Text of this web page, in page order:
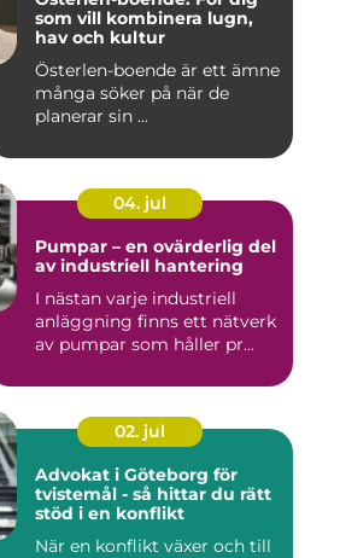
som vill kombinera lugn,
hav och kultur
Österlen-boende är ett ämne
många söker på när de
planerar sin ...
04. jul
Pumpar – en ovärderlig del
av industriell hantering
I nästan varje industriell
anläggning finns ett nätverk
av pumpar som håller pr...
02. jul
Advokat i Göteborg för
tvistemål - så hittar du rätt
stöd i en konflikt
När en konflikt växer och till